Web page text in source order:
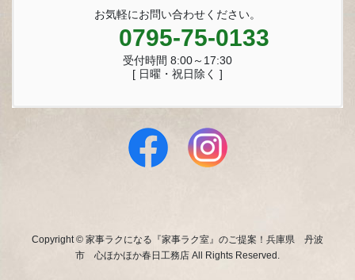
お気軽にお問い合わせください。
0795-75-0133
受付時間 8:00～17:30
[ 日曜・祝日除く ]
Copyright © 家事ラクになる『家事ラク室』のご提案！兵庫県 丹波
市 心ほかほか春日工務店 All Rights Reserved.